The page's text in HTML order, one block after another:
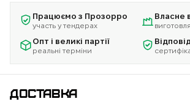
Працюємо з Прозорро
участь у тендерах
Власне
Опт і великі партії
реальні терміни
ДОСТАВКА